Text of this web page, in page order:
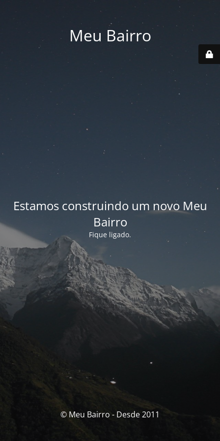
Meu Bairro
Estamos construindo um novo Meu
Bairro
Fique ligado.
© Meu Bairro - Desde 2011